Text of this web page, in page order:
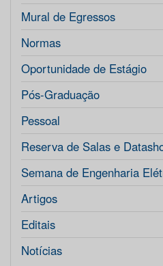
Mural de Egressos
Normas
Oportunidade de Estágio
Pós-Graduação
Pessoal
Reserva de Salas e
Semana de Engenharia
Artigos
Editais
Notícias